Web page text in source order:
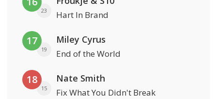
23 Hart In Brand
17
19
Miley Cyrus
End of the World
18
15
Nate Smith
Fix What You Didn't Break